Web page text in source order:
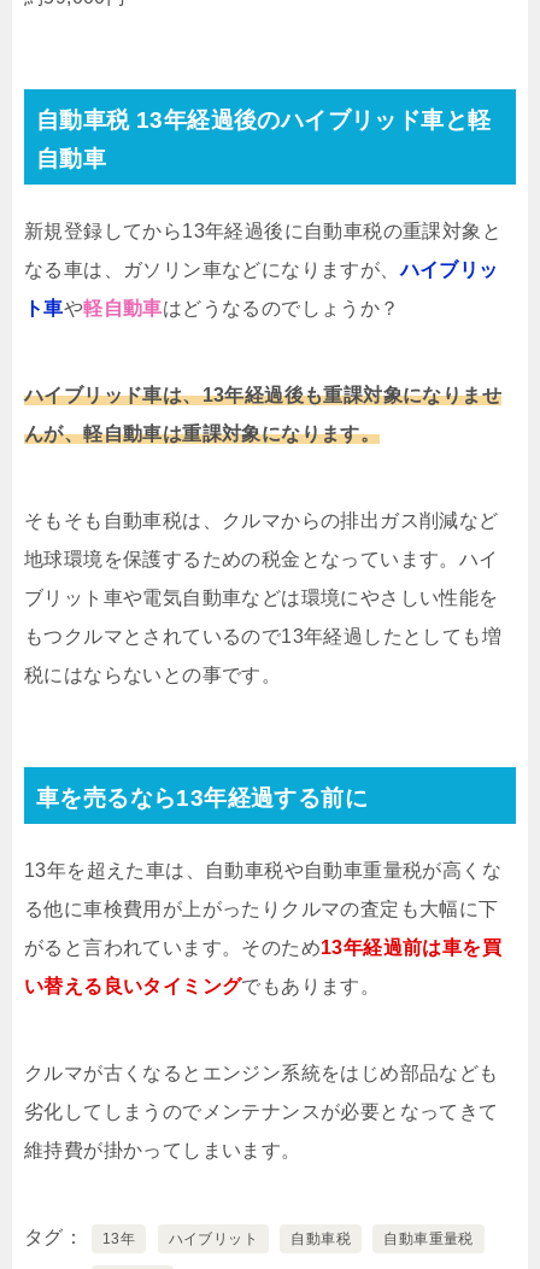
自動車税 13年経過後のハイブリッド車と軽
自動車
新規登録してから13年経過後に自動車税の重課対象と
なる車は、ガソリン車などになりますが、ハイブリッ
ト車や軽自動車はどうなるのでしょうか？
ハイブリッド車は、13年経過後も重課対象になりませ
んが、軽自動車は重課対象になります。
そもそも自動車税は、クルマからの排出ガス削減など
地球環境を保護するための税金となっています。ハイ
ブリット車や電気自動車などは環境にやさしい性能を
もつクルマとされているので13年経過したとしても増
税にはならないとの事です。
車を売るなら13年経過する前に
13年を超えた車は、自動車税や自動車重量税が高くな
る他に車検費用が上がったりクルマの査定も大幅に下
がると言われています。そのため13年経過前は車を買
い替える良いタイミングでもあります。
クルマが古くなるとエンジン系統をはじめ部品なども
劣化してしまうのでメンテナンスが必要となってきて
維持費が掛かってしまいます。
タグ 13年 ハイブリット 自動車税 自動車重量税